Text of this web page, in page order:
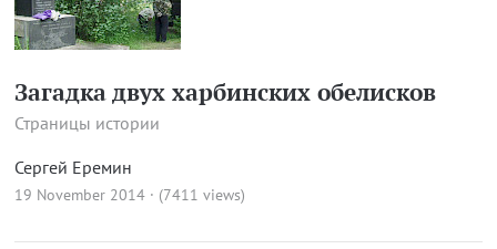
Загадка двух харбинских обелисков
Страницы истории
Сергей Еремин
19 November 2014 · (7411 views)